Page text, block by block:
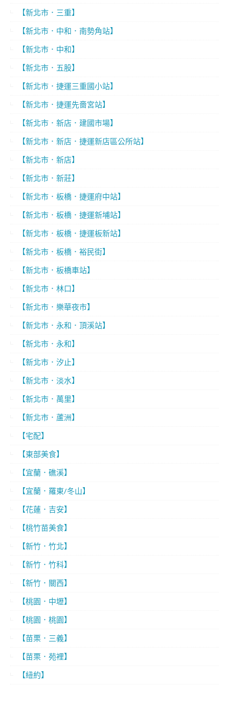
【新北市．三重】
【新北市．中和．南勢角站】
【新北市．中和】
【新北市．五股】
【新北市．捷運三重國小站】
【新北市．捷運先嗇宮站】
【新北市．新店．建國市場】
【新北市．新店．捷運新店區公所站】
【新北市．新店】
【新北市．新莊】
【新北市．板橋．捷運府中站】
【新北市．板橋．捷運新埔站】
【新北市．板橋．捷運板新站】
【新北市．板橋．裕民街】
【新北市．板橋車站】
【新北市．林口】
【新北市．樂華夜市】
【新北市．永和．頂溪站】
【新北市．永和】
【新北市．汐止】
【新北市．淡水】
【新北市．萬里】
【新北市．蘆洲】
【宅配】
【東部美食】
【宜蘭．礁溪】
【宜蘭．羅東/冬山】
【花蓮．吉安】
【桃竹苗美食】
【新竹．竹北】
【新竹．竹科】
【新竹．關西】
【桃園．中壢】
【桃園．桃園】
【苗栗．三義】
【苗栗．苑裡】
【紐約】